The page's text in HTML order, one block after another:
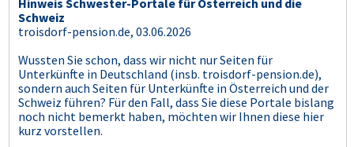
Hinweis Schwester-Portale für Österreich und die
Schweiz
troisdorf-pension.de, 03.06.2026
Wussten Sie schon, dass wir nicht nur Seiten für
Unterkünfte in Deutschland (insb. troisdorf-pension.de),
sondern auch Seiten für Unterkünfte in Österreich und der
Schweiz führen? Für den Fall, dass Sie diese Portale bislang
noch nicht bemerkt haben, möchten wir Ihnen diese hier
kurz vorstellen.